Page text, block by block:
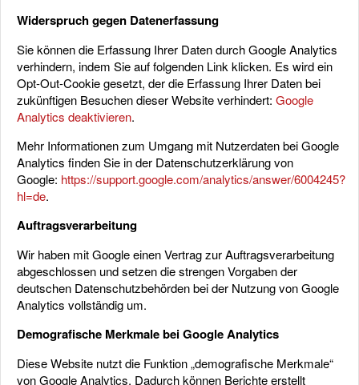
Widerspruch gegen Datenerfassung
Sie können die Erfassung Ihrer Daten durch Google Analytics
verhindern, indem Sie auf folgenden Link klicken. Es wird ein
Opt-Out-Cookie gesetzt, der die Erfassung Ihrer Daten bei
zukünftigen Besuchen dieser Website verhindert: Google
Analytics deaktivieren.
Mehr Informationen zum Umgang mit Nutzerdaten bei Google
Analytics finden Sie in der Datenschutzerklärung von
Google: https://support.google.com/analytics/answer/6004245?
hl=de.
Auftragsverarbeitung
Wir haben mit Google einen Vertrag zur Auftragsverarbeitung
abgeschlossen und setzen die strengen Vorgaben der
deutschen Datenschutzbehörden bei der Nutzung von Google
Analytics vollständig um.
Demografische Merkmale bei Google Analytics
Diese Website nutzt die Funktion „demografische Merkmale“
von Google Analytics. Dadurch können Berichte erstellt